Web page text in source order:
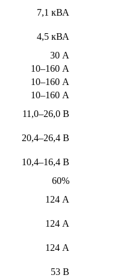
7,1 кВА
4,5 кВА
30 А
10–160 А
10–160 А
10–160 А
11,0–26,0 В
20,4–26,4 В
10,4–16,4 В
60%
124 А
124 А
124 А
53 В